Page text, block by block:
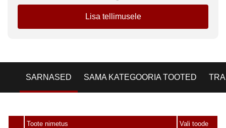
Lisa tellimusele
SARNASED SAMA KATEGOORIA TOOTED
Toote nimetus Vali toode